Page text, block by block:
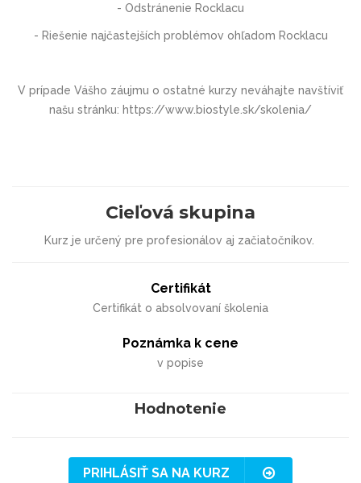
- Odstránenie Rocklacu
- Riešenie najčastejších problémov ohľadom Rocklacu
V prípade Vášho záujmu o ostatné kurzy neváhajte navštíviť
našu stránku: https://www.biostyle.sk/skolenia/
Cieľová skupina
Kurz je určený pre profesionálov aj začiatočníkov.
Certifikát
Certifikát o absolvovaní školenia
Poznámka k cene
v popise
Hodnotenie
PRIHLÁSIŤ SA NA KURZ